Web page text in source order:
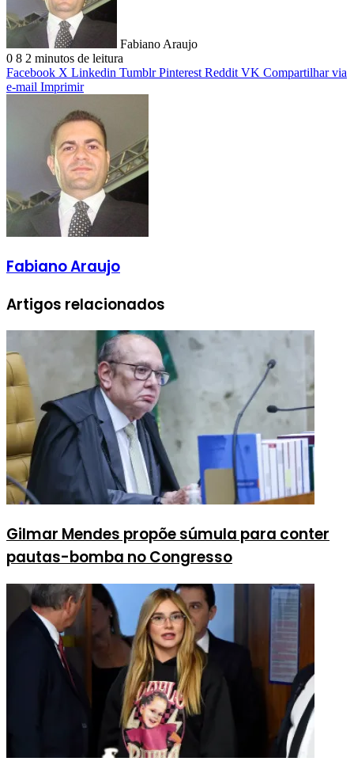
Fabiano Araujo
0 8 2 minutos de leitura
Facebook X Linkedin Tumblr Pinterest Reddit VK Compartilhar via
e-mail Imprimir
Fabiano Araujo
Artigos relacionados
Gilmar Mendes propõe súmula para conter
pautas-bomba no Congresso